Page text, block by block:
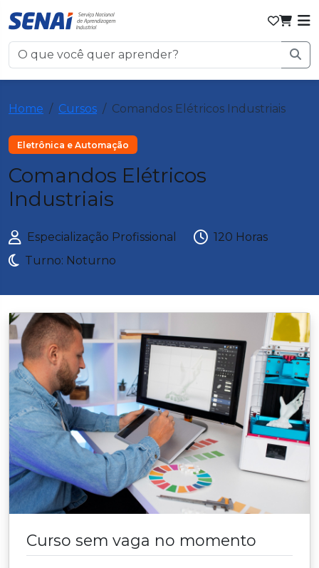
Home Cursos Comandos Elétricos Industriais
Eletrônica e Automação
Comandos Elétricos
Industriais
Especialização Profissional
120 Horas
Turno: Noturno
Curso sem vaga no momento